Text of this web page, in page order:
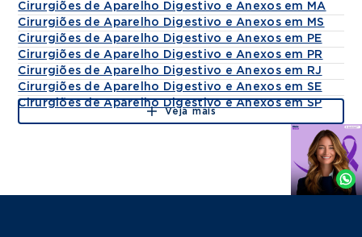
Cirurgiões de Aparelho Digestivo e Anexos em MA
Cirurgiões de Aparelho Digestivo e Anexos em MS
Cirurgiões de Aparelho Digestivo e Anexos em PE
Cirurgiões de Aparelho Digestivo e Anexos em PR
Cirurgiões de Aparelho Digestivo e Anexos em RJ
Cirurgiões de Aparelho Digestivo e Anexos em SE
Cirurgiões de Aparelho Digestivo e Anexos em SP
Veja mais
Agende
Whatsapp